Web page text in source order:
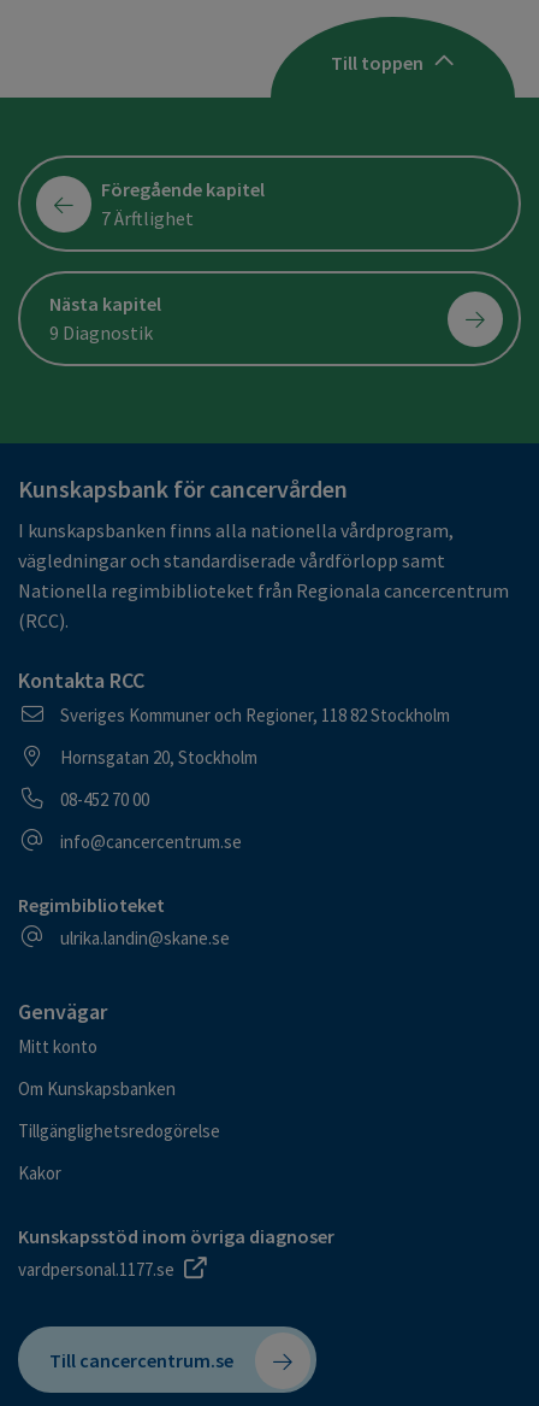
Till toppen
Föregående kapitel
7 Ärftlighet
Nästa kapitel
9 Diagnostik
Kunskapsbank för cancervården
I kunskapsbanken finns alla nationella vårdprogram,
vägledningar och standardiserade vårdförlopp samt
Nationella regimbiblioteket från Regionala cancercentrum
(RCC).
Kontakta RCC
Postadress
Sveriges Kommuner och Regioner, 118 82 Stockholm
Besöksadress
Hornsgatan 20, Stockholm
Telefonnummer
08-452 70 00
E-postadress
info@cancercentrum.se
Regimbiblioteket
E-postadress
ulrika.landin@skane.se
Genvägar
Mitt konto
Om Kunskapsbanken
Tillgänglighetsredogörelse
Kakor
Kunskapsstöd inom övriga diagnoser
vardpersonal.1177.se
Till cancercentrum.se